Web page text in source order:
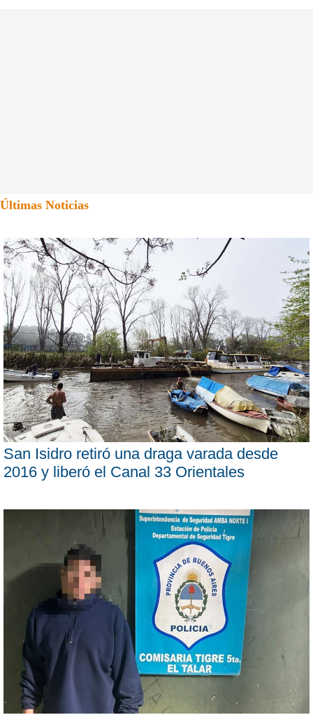
Últimas Noticias
San Isidro retiró una draga varada desde
2016 y liberó el Canal 33 Orientales